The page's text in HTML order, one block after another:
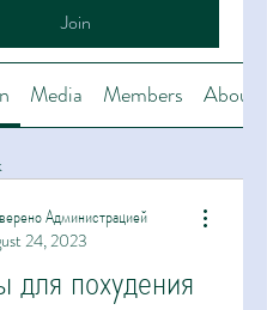
Join
Media Members About
Администрацией
24, 2023
похудения